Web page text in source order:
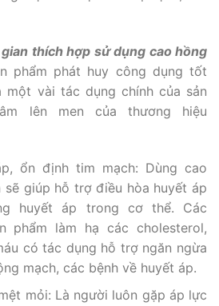
thích hợp sử dụng cao hồng
phẩm phát huy công dụng tốt
một vài tác dụng chính của sản
lên men của thương hiệu
ổn định tim mạch: Dùng cao
sẽ giúp hỗ trợ điều hòa huyết áp
huyết áp trong cơ thể. Các
phẩm làm hạ các cholesterol,
có tác dụng hỗ trợ ngăn ngừa
mạch, các bệnh về huyết áp.
mỏi: Là người luôn gặp áp lực